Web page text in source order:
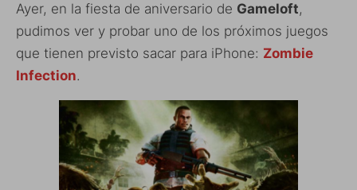
Ayer, en la fiesta de aniversario de Gameloft,
pudimos ver y probar uno de los próximos juegos
que tienen previsto sacar para iPhone: Zombie
Infection.